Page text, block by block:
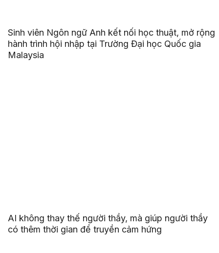
Sinh viên Ngôn ngữ Anh kết nối học thuật, mở rộng
hành trình hội nhập tại Trường Đại học Quốc gia
Malaysia
AI không thay thế người thầy, mà giúp người thầy
có thêm thời gian để truyền cảm hứng